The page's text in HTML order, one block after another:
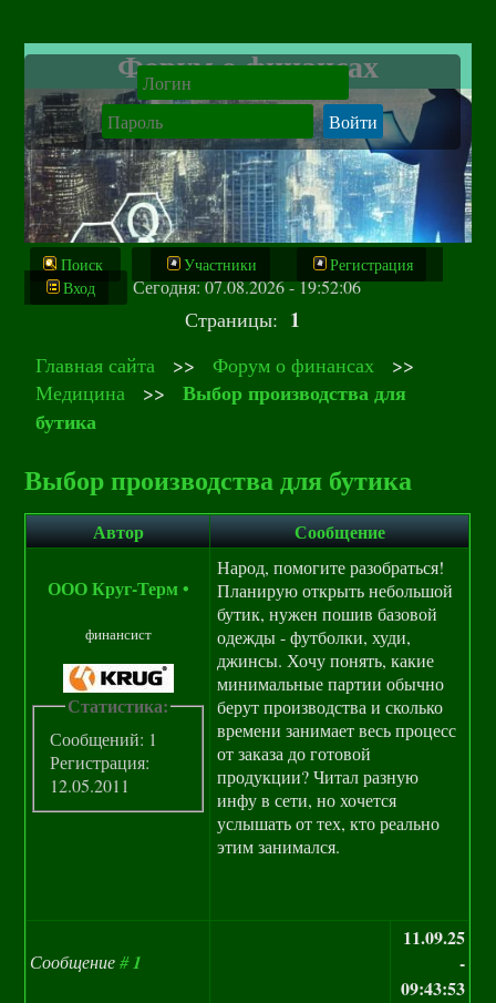
Форум о финансах
Поиск Участники
Регистрация
Вход
Сегодня: 07.08.2026 - 19:52:06
Страницы: 1
Главная сайта >>Форум о финансах
>>
Медицина
>>Выбор производства для
бутика
Выбор производства для бутика
Автор Сообщение
ООО Круг-Терм•
финансист
Статистика:
Сообщений: 1
Регистрация:
12.05.2011
Народ, помогите разобраться!
Планирую открыть небольшой
бутик, нужен пошив базовой
одежды - футболки, худи,
джинсы. Хочу понять, какие
минимальные партии обычно
берут производства и сколько
времени занимает весь процесс
от заказа до готовой
продукции? Читал разную
инфу в сети, но хочется
услышать от тех, кто реально
этим занимался.
Сообщение#1
11.09.25
-
09:43:53